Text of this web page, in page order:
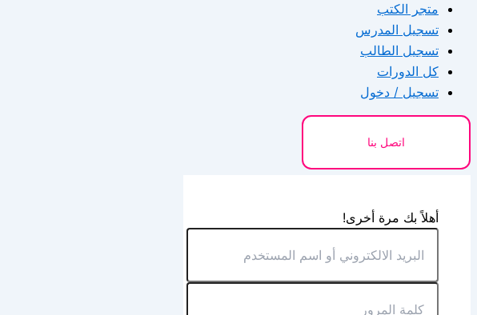
متجر الكتب
تسجيل المدرس
تسجيل الطالب
كل الدورات
تسجيل / دخول
اتصل بنا
أهلاً بك مرة أخرى!